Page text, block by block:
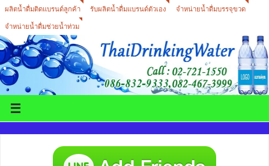
ผลิตน้ำดื่มติดแบรนด์ลูกค้า รับผลิตน้ำดื่มแบรนด์ตัวเอง
จำหน่ายน้ำดื่มบรรจุขวด
จำหน่ายน้ำดื่มช่วยน้ำท่วม